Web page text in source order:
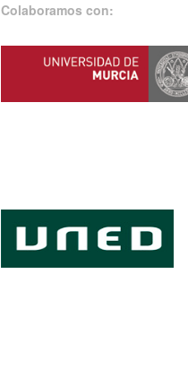
Colaboramos con: